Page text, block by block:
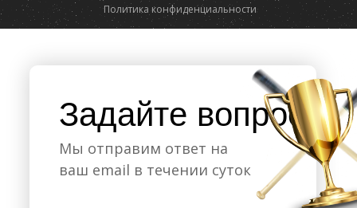
Политика конфиденциальности
Задайте вопрос
Мы отправим ответ на
ваш email в течении суток